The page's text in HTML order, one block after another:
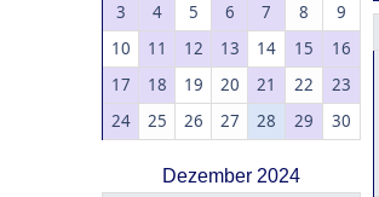
3
4 5 6 7 8
9
10
11 12 13 14 15
16
17
18 19 20 21 22
23
24
25 26 27 28 29 30
Dezember 2024